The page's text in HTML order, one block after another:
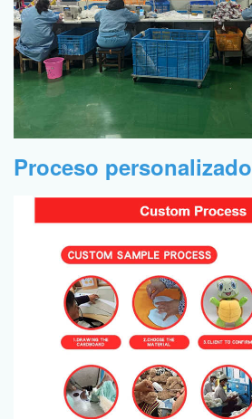
Proceso personalizado